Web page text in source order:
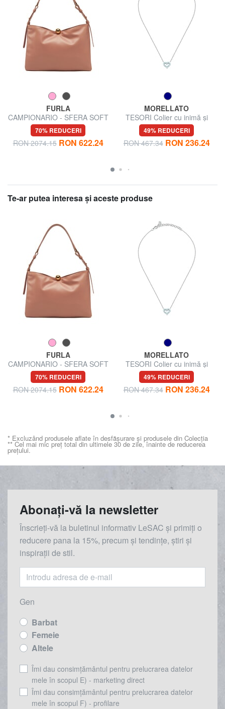
FURLA
CAMPIONARIO - SFERA SOFT
Geantă de umăr, piele,
fabricată în Italia
70% REDUCERI
RON 2074.15 RON 622.24
MORELLATO
TESORI Colier cu inimă și
zirconii
49% REDUCERI
RON 467.34 RON 236.24
Te-ar putea interesa şi aceste produse
FURLA
CAMPIONARIO - SFERA SOFT
Geantă de umăr, piele,
fabricată în Italia
70% REDUCERI
RON 2074.15 RON 622.24
MORELLATO
TESORI Colier cu inimă și
zirconii
49% REDUCERI
RON 467.34 RON 236.24
* Excluzând produsele aflate în desfășurare și produsele din Colecția
** Cel mai mic preț total din ultimele 30 de zile, înainte de reducerea
prețului.
Abonați-vă la newsletter
Înscrieți-vă la buletinul informativ LeSAC și primiți o
reducere pana la 15%, precum și tendințe, știri și
inspirații de stil.
Gen
Barbat
Femeie
Altele
Îmi dau consimțământul pentru prelucrarea datelor
mele în scopul E) - marketing direct
Îmi dau consimțământul pentru prelucrarea datelor
mele în scopul F) - profilare